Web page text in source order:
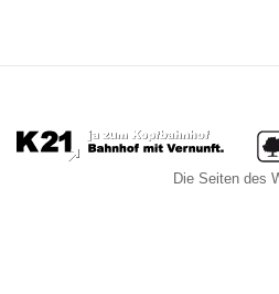
Die Seiten des